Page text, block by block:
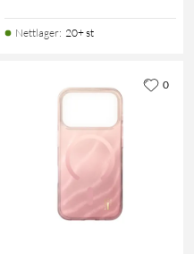
Nettlager: 20+ st
0